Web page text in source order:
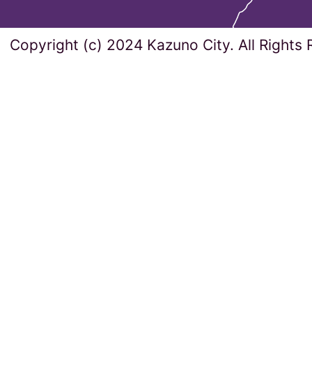
Copyright (c) 2024 Kazuno City. All Rights